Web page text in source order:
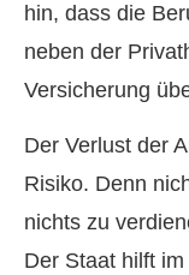
hin, dass die
neben der
Versicherung
Der Verlust der
Risiko. Denn
nichts zu
Der Staat hilft